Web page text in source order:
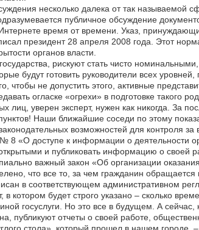
несколько далека от так называемой
публичное обсуждение
время от времени. Указ,
президент 28 апреля 2008 года. Этот
органов власти.
рискуют стать чисто
будут готовить руководители всех уровней,
чтобы не допустить этого, активные
огласке «огрехи» в подготовке такого
уверен эксперт, нужен как никогда. За
Наши ближайшие соседи по этому
возможностей для контроля за
8 «О доступе к информации о деятельности
и публиковать информацию о своей
важный закон «Об организации оказания
что все то, за чем гражданин обращается
в соответствующем административном
котором будет строго указано – сколько
госуслуги. Но это все в будущем. А сейчас,
публикуют отчеты о своей работе,